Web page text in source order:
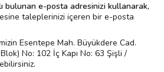
bulunan e-posta adresinizi kullanarak,
taleplerinizi içeren bir e-posta
Esentepe Mah. Büyükdere Cad.
No: 102 İç Kapı No: 63 Şişli /